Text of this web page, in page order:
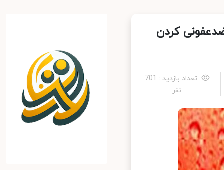
کردن
تعداد بازدید : 701
نفر